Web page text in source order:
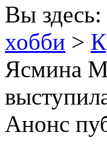
Вы здесь:
хобби >
Ясмина
Анонс